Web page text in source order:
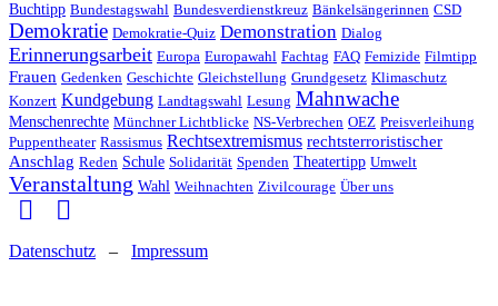
Buchtipp Bundestagswahl Bundesverdienstkreuz Bänkelsängerinnen CSD
Demokratie Demokratie-Quiz Demonstration Dialog
Erinnerungsarbeit Europa Europawahl Fachtag FAQ Femizide Filmtipp
Frauen Gedenken Geschichte Gleichstellung Grundgesetz Klimaschutz
Konzert Kundgebung Landtagswahl Lesung Mahnwache
Menschenrechte Münchner Lichtblicke NS-Verbrechen OEZ Preisverleihung
Puppentheater Rassismus Rechtsextremismus rechtsterroristischer
Anschlag Reden Schule Solidarität Spenden Theatertipp Umwelt
Veranstaltung Wahl Weihnachten Zivilcourage Über uns
Datenschutz – Impressum